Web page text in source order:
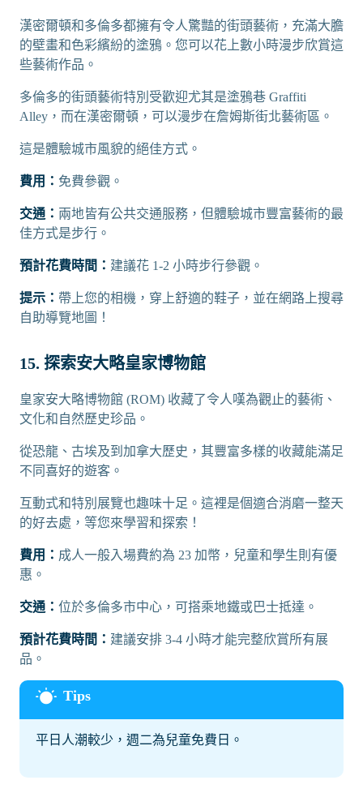
漢密爾頓和多倫多都擁有令人驚豔的街頭藝術，充滿大膽
的壁畫和色彩繽紛的塗鴉。您可以花上數小時漫步欣賞這
些藝術作品。
多倫多的街頭藝術特別受歡迎尤其是塗鴉巷 Graffiti
Alley，而在漢密爾頓，可以漫步在詹姆斯街北藝術區。
這是體驗城市風貌的絕佳方式。
費用： 免費參觀。
交通： 兩地皆有公共交通服務，但體驗城市豐富藝術的最
佳方式是步行。
預計花費時間： 建議花 1-2 小時步行參觀。
提示： 帶上您的相機，穿上舒適的鞋子，並在網路上搜尋
自助導覽地圖！
15. 探索安大略皇家博物館
皇家安大略博物館 (ROM) 收藏了令人嘆為觀止的藝術、
文化和自然歷史珍品。
從恐龍、古埃及到加拿大歷史，其豐富多樣的收藏能滿足
不同喜好的遊客。
互動式和特別展覽也趣味十足。這裡是個適合消磨一整天
的好去處，等您來學習和探索！
費用： 成人一般入場費約為 23 加幣，兒童和學生則有優
惠。
交通： 位於多倫多市中心，可搭乘地鐵或巴士抵達。
預計花費時間： 建議安排 3-4 小時才能完整欣賞所有展
品。
平日人潮較少，週二為兒童免費日。